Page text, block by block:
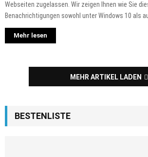
Webseiten zugelassen. Wir zeigen Ihnen wie Sie
Benachrichtigungen sowohl unter Windows 10 als
Mehr lesen
MEHR ARTIKEL LADEN
BESTENLISTE